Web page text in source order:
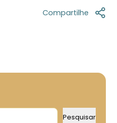
Compartilhe
Pesquisar